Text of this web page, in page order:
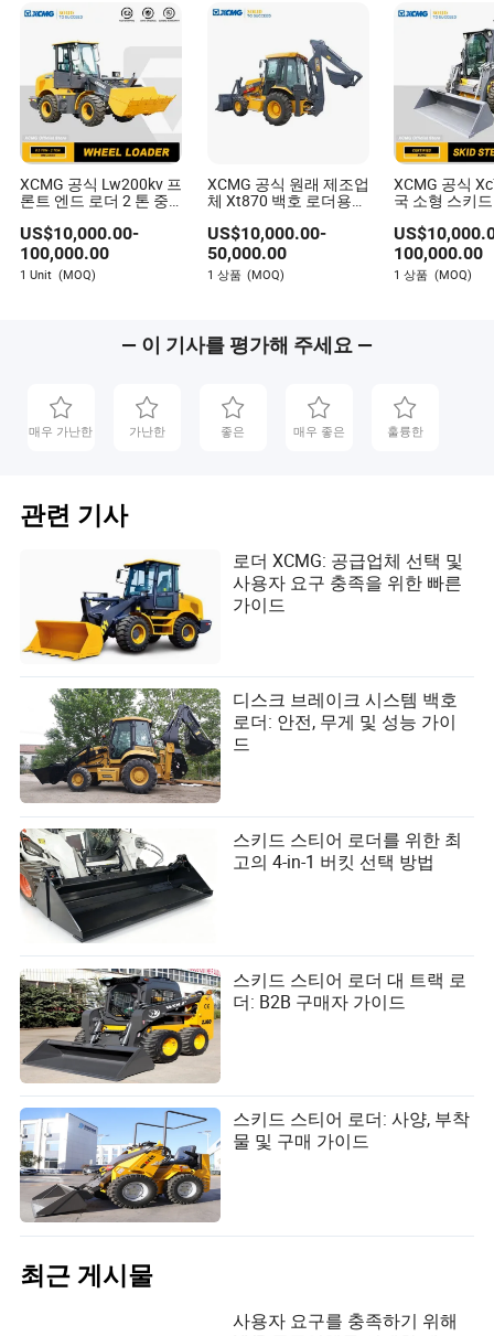
XCMG 공식 Lw200kv 프
론트 엔드 로더 2 톤 중
더
US$10,000.00-
100,000.00
1 Unit (MOQ)
XCMG 공식 원래 제조업
체 Xt870 백호 로더용
US$10,000.00-
50,000.00
1 상품 (MOQ)
XCMG 공식
국 소형 스키
US$
100,000.00
1 상품 (MOQ)
— 이 기사를 평가해 주세요 —
매우 가난한 가난한 좋은 매우 좋은 훌륭한
관련 기사
로더 XCMG: 공급업체 선택 및
사용자 요구 충족을 위한 빠른
가이드
디스크 브레이크 시스템 백호
로더: 안전, 무게 및 성능 가이
드
스키드 스티어 로더를 위한 최
고의 4-in-1 버킷 선택 방법
스키드 스티어 로더 대 트랙 로
더: B2B 구매자 가이드
스키드 스티어 로더: 사양, 부착
물 및 구매 가이드
최근 게시물
사용자 요구를 충족하기 위해